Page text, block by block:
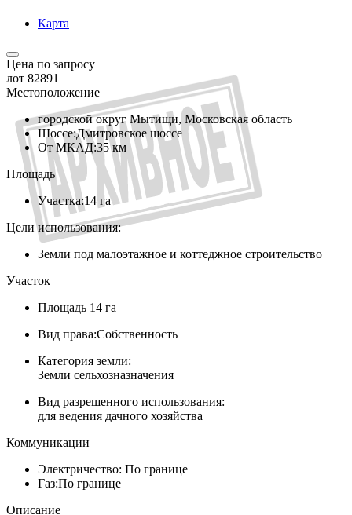
Карта
Цена по запросу
лот 82891
Местоположение
городской округ Мытищи, Московская область
Шоссе:Дмитровское шоссе
От МКАД:35 км
Площадь
Участка:14 га
Цели использования:
Земли под малоэтажное и коттеджное строительство
Участок
Площадь 14 га
Вид права:Собственность
Категория земли:
Земли сельхозназначения
Вид разрешенного использования:
для ведения дачного хозяйства
Коммуникации
Электричество: По границе
Газ:По границе
Описание